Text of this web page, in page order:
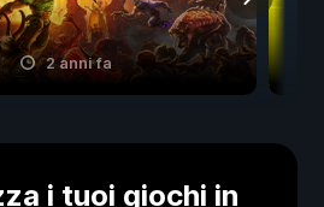
2 anni fa
i tuoi giochi in